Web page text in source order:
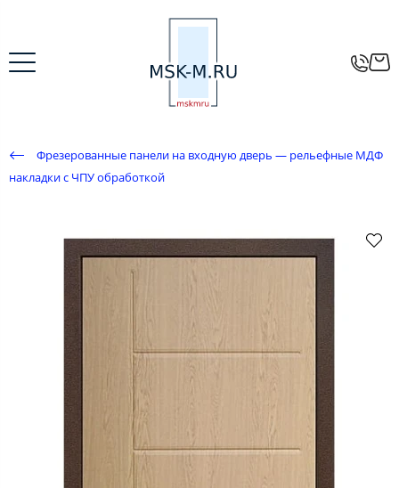
Фрезерованные панели на входную дверь — рельефные МДФ
накладки с ЧПУ обработкой